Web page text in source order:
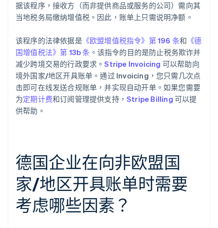
据该程序，接收方（而非提供商品或服务的公司）需向其
当地税务局缴纳增值税。因此，账单上只需说明净额。
该程序的法律依据是《欧盟增值税指令》第 196 条和 《德
国增值税法》第 13b 条 。该指令的目的是防止税务欺诈并
减少跨境交易的行政要求。Stripe Invoicing 可以帮助向
境外国家/地区开具账单。通过 Invoicing，您只需几次点
击即可在线发送合规账单，并实现自动开单。如果您需要
为定期计费和订阅管理提供支持，Stripe Billing 可以提
供帮助。
德国企业在向非欧盟国
家/地区开具账单时需要
考虑哪些因素？